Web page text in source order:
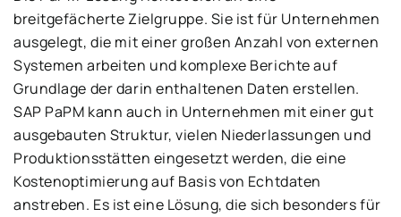
breitgefächerte Zielgruppe. Sie ist für Unternehmen
ausgelegt, die mit einer großen Anzahl von externen
Systemen arbeiten und komplexe Berichte auf
Grundlage der darin enthaltenen Daten erstellen.
SAP PaPM kann auch in Unternehmen mit einer gut
ausgebauten Struktur, vielen Niederlassungen und
Produktionsstätten eingesetzt werden, die eine
Kostenoptimierung auf Basis von Echtdaten
anstreben. Es ist eine Lösung, die sich besonders für